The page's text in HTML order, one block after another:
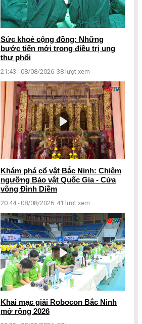
Sức khoẻ cộng đồng: Những
bước tiến mới trong điều trị ung
thư phổi
21:43 - 08/08/2026 38 lượt xem
Khám phá cổ vật Bắc Ninh: Chiêm
ngưỡng Bảo vật Quốc Gia - Cửa
võng Đình Diềm
20:44 - 08/08/2026 41 lượt xem
Khai mạc giải Robocon Bắc Ninh
mở rộng 2026